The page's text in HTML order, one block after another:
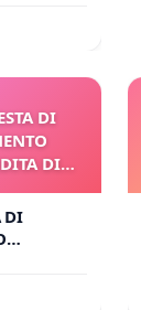
DI
DI
DI
DI